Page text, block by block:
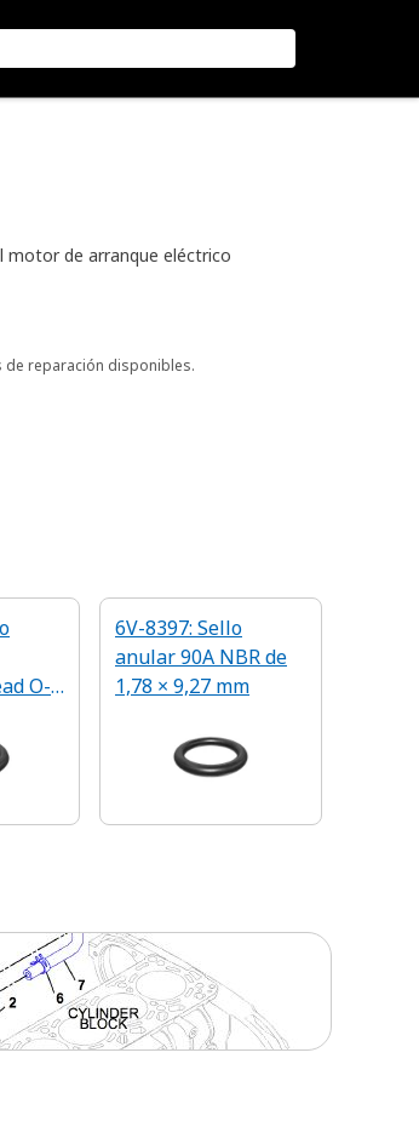
motor de arranque eléctrico
de reparación disponibles.
O-
6V-8397: Sello
anular 90A NBR de
1,78 × 9,27 mm